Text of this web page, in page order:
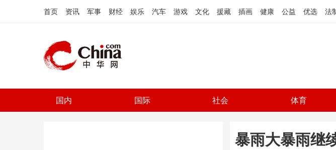
首页 资讯 军事 财经 娱乐 汽车 游戏 文化 援藏 插画 健康 公益 优选 法
国内 国际 社会 体育
暴雨大暴雨继